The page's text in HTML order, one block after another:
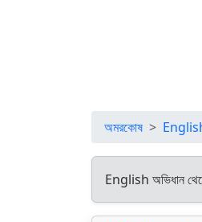
অমরকোষ
English অভিধান